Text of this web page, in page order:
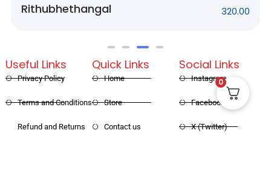
Rithubhethangal 320.00
Quick Links
Home
Store
Contact us
Useful Links
Privacy Policy
Terms and Conditions
Refund and Returns
Social Links
Instagram
Facebook
X (Twitter)
0